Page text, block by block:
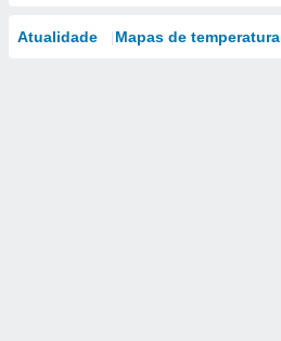
Atualidade Mapas de temperatura